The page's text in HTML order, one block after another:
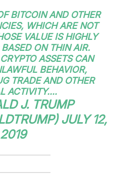
BITCOIN AND OTHER
WHICH ARE NOT
VALUE IS HIGHLY
ON THIN AIR.
ASSETS CAN
BEHAVIOR,
TRADE AND OTHER
ACTIVITY....
J. TRUMP
JULY 12,
2019